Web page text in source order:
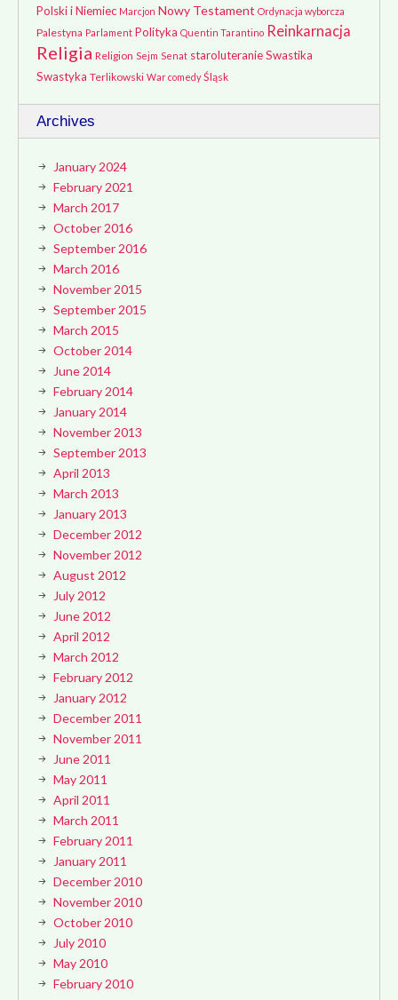
Polski i Niemiec Marcjon Nowy Testament Ordynacja wyborcza
Palestyna Parlament Polityka Quentin Tarantino Reinkarnacja
Religia Religion Sejm Senat staroluteranieSwastika
Swastyka Terlikowski War comedy Śląsk
Archives
January 2024
February 2021
March 2017
October 2016
September 2016
March 2016
November 2015
September 2015
March 2015
October 2014
June 2014
February 2014
January 2014
November 2013
September 2013
April 2013
March 2013
January 2013
December 2012
November 2012
August 2012
July 2012
June 2012
April 2012
March 2012
February 2012
January 2012
December 2011
November 2011
June 2011
May 2011
April 2011
March 2011
February 2011
January 2011
December 2010
November 2010
October 2010
July 2010
May 2010
February 2010